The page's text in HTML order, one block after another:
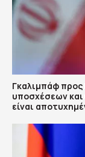
Γκαλιμπάφ
υποσχέσεων
είναι